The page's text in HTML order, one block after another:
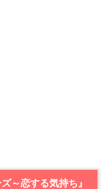
～恋する気持ち』